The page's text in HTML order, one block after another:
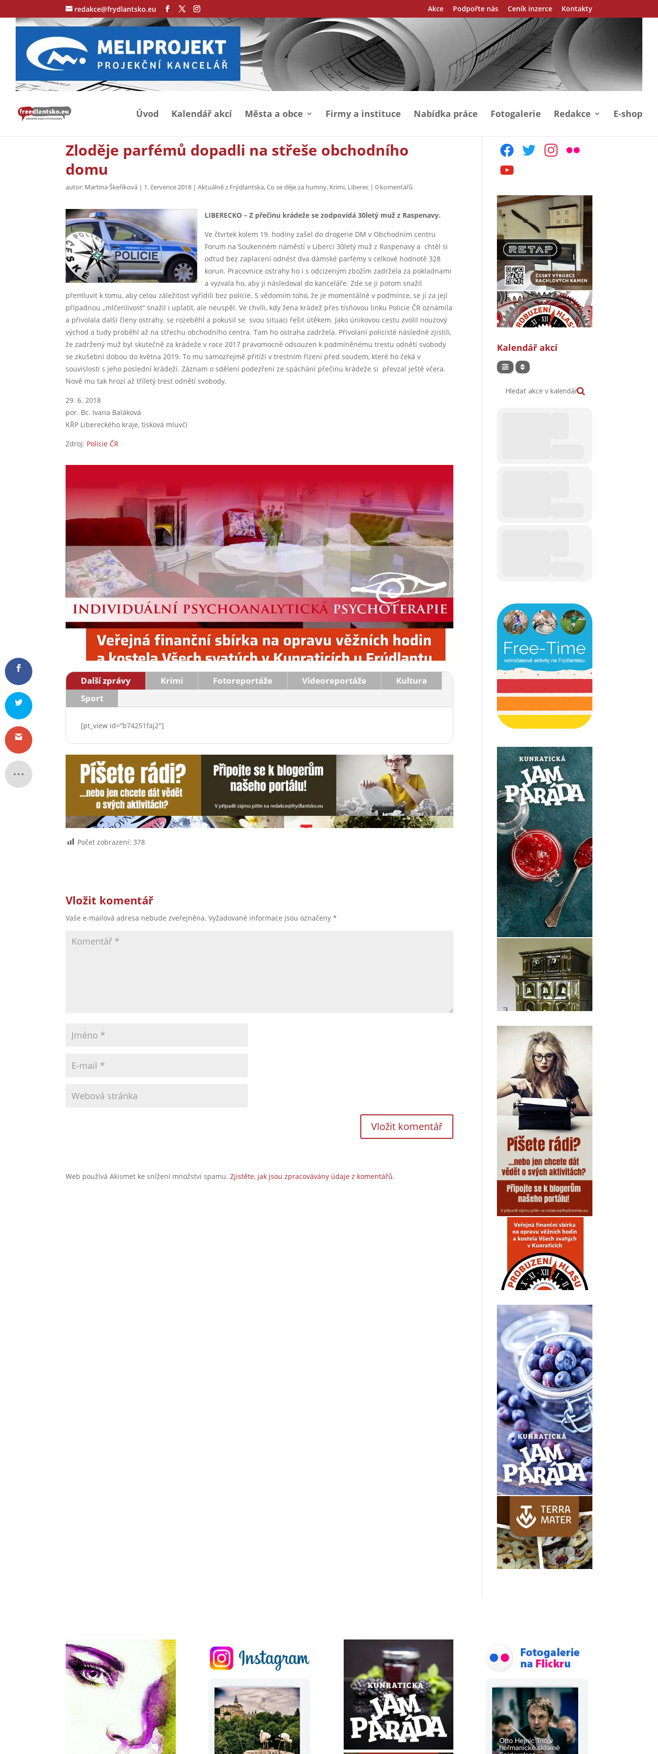
redakce@frydlantsko.eu Akce Podpořte nás Ceník inzerce Kontakty
Úvod Kalendář akcí Města a obce Firmy a instituce Nabídka práce Fotogalerie Redakce E-shop
Zloděje parfémů dopadli na střeše obchodního
domu
autor: Martina Škeříková | 1. července 2018 |Aktuálně z Frýdlantska,Co se děje za humny, Krimi, Liberec |0 komentářů
LIBERECKO – Z přečinu krádeže se zodpovídá 30letý muž z Raspenavy.
Ve čtvrtek kolem 19. hodiny zašel do drogerie DM v Obchodním centru
Forum na Soukenném náměstí v Liberci 30letý muž z Raspenavy a chtěl si
odtud bez zaplacení odnést dva dámské parfémy v celkové hodnotě 328
korun. Pracovnice ostrahy ho i s odcizeným zbožím zadržela za pokladnami
a vyzvala ho, aby ji následoval do kanceláře. Zde se ji potom snažil
přemluvit k tomu, aby celou záležitost vyřídili bez policie. S vědomím toho, že je momentálně v podmínce, se jí za její
případnou „mlčenlivost“ snažil i uplatit, ale neuspěl. Ve chvíli, kdy žena krádež přes tísňovou linku Policie ČR oznámila
a přivolala další členy ostrahy, se rozeběhl a pokusil se svou situaci řešit útěkem. Jako únikovou cestu zvolil nouzový
východ a tudy proběhl až na střechu obchodního centra. Tam ho ostraha zadržela. Přivolaní policisté následně zjistili,
že zadržený muž byl skutečně za krádeže v roce 2017 pravomocně odsouzen k podmíněnému trestu odnětí svobody
se zkušební dobou do května 2019. To mu samozřejmě přitíží v trestním řízení před soudem, které ho čeká v
souvislosti s jeho poslední krádeží. Záznam o sdělení podezření ze spáchání přečinu krádeže si převzal ještě včera.
Nově mu tak hrozí až tříletý trest odnětí svobody.
29. 6. 2018
por. Bc. Ivana Baláková
KŘP Libereckého kraje, tisková mluvčí
Zdroj: Policie ČR
Další zprávy Krimi Fotoreportáže Videoreportáže
Kultura
Sport
[pt_view id=“b74251faj2″]
Počet zobrazení: 378
Vložit komentář
Vaše e-mailová adresa nebude zveřejněna. Vyžadované informace jsou označeny*
Web používá Akismet ke snížení množství spamu.Zjistěte, jak jsou zpracovávány údaje z komentářů.
facebooktwitter instagram
flickr
youtube
Kalendář akcí